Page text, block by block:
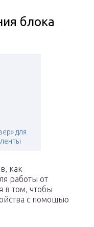
блока
для
как
работы от
в том, чтобы
с помощью